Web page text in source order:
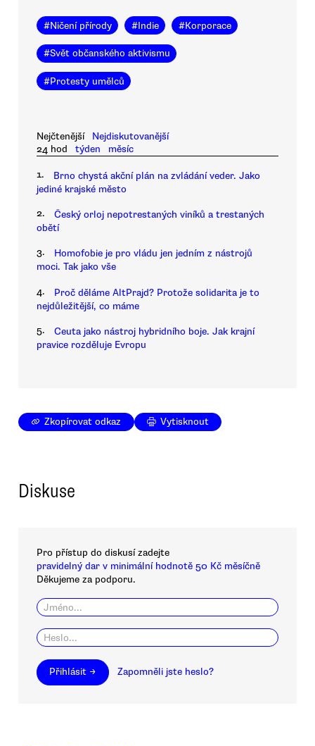
#Ničení přírody #Indie #Korporace
#Svět občanského aktivismu
#Protesty umělců
Nejčtenější
Nejdiskutovanější
24 hod
týden měsíc
1.
Brno chystá akční plán na zvládání veder. Jako
jediné krajské město
2.
Český orloj nepotrestaných viníků a trestaných
obětí
3.
Homofobie je pro vládu jen jedním z nástrojů
moci. Tak jako vše
4.
Proč děláme AltPrajd? Protože solidarita je to
nejdůležitější, co máme
5.
Ceuta jako nástroj hybridního boje. Jak krajní
pravice rozděluje Evropu
Zkopírovat odkaz Vytisknout
Diskuse
Pro přístup do diskusí zadejte
pravidelný dar v minimální hodnotě 50 Kč měsíčně
Děkujeme za podporu.
Přihlásit → Zapomněli jste heslo?